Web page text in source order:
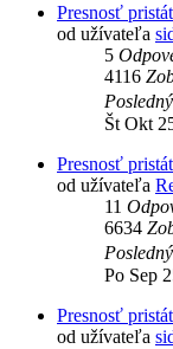
Presnosť
od užívateľa
5
4116
Št Okt
Presnosť
od užívateľa
11
6634
Po Sep
Presnosť
od užívateľa